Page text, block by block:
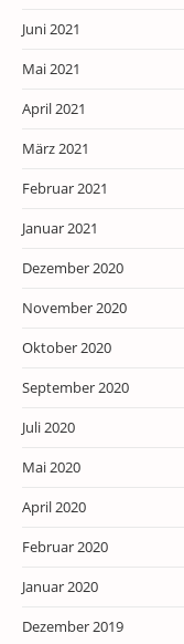
Juni 2021
Mai 2021
April 2021
März 2021
Februar 2021
Januar 2021
Dezember 2020
November 2020
Oktober 2020
September 2020
Juli 2020
Mai 2020
April 2020
Februar 2020
Januar 2020
Dezember 2019